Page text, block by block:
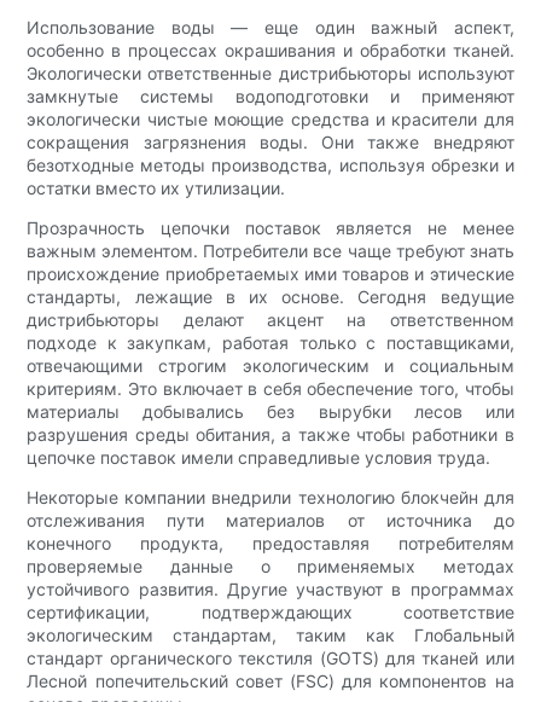
Использование воды — еще один важный аспект,
особенно в процессах окрашивания и обработки тканей.
Экологически ответственные дистрибьюторы используют
замкнутые системы водоподготовки и применяют
экологически чистые моющие средства и красители для
сокращения загрязнения воды. Они также внедряют
безотходные методы производства, используя обрезки и
остатки вместо их утилизации.
Прозрачность цепочки поставок является не менее
важным элементом. Потребители все чаще требуют знать
происхождение приобретаемых ими товаров и этические
стандарты, лежащие в их основе. Сегодня ведущие
дистрибьюторы делают акцент на ответственном
подходе к закупкам, работая только с поставщиками,
отвечающими строгим экологическим и социальным
критериям. Это включает в себя обеспечение того, чтобы
материалы добывались без вырубки лесов или
разрушения среды обитания, а также чтобы работники в
цепочке поставок имели справедливые условия труда.
Некоторые компании внедрили технологию блокчейн для
отслеживания пути материалов от источника до
конечного продукта, предоставляя потребителям
проверяемые данные о применяемых методах
устойчивого развития. Другие участвуют в программах
сертификации, подтверждающих соответствие
экологическим стандартам, таким как Глобальный
стандарт органического текстиля (GOTS) для тканей или
Лесной попечительский совет (FSC) для компонентов на